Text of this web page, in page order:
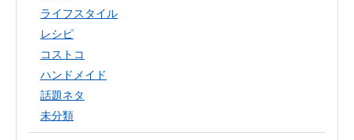
ライフスタイル
レシピ
コストコ
ハンドメイド
話題ネタ
未分類